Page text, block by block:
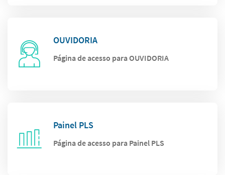
OUVIDORIA
Página de acesso para OUVIDORIA
Painel PLS
Página de acesso para Painel PLS